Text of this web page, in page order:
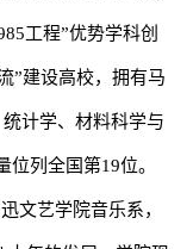
工程”优势学科创
”建设高校，拥有马
计学、材料科学与
位列全国第19位。
文艺学院音乐系，